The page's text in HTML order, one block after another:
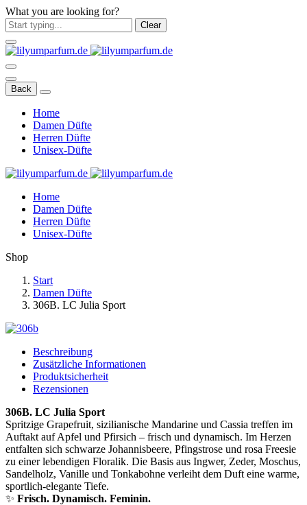
What you are looking for?
Clear
Back
Home
Damen Düfte
Herren Düfte
Unisex-Düfte
Home
Damen Düfte
Herren Düfte
Unisex-Düfte
Shop
Start
Damen Düfte
306B. LC Julia Sport
Beschreibung
Zusätzliche Informationen
Produktsicherheit
Rezensionen
306B. LC Julia Sport
Spritzige Grapefruit, sizilianische Mandarine und Cassia treffen im
Auftakt auf Apfel und Pfirsich – frisch und dynamisch. Im Herzen
entfalten sich schwarze Johannisbeere, Pfingstrose und rosa Freesie
zu einer lebendigen Floralik. Die Basis aus Ingwer, Zeder, Moschus,
Sandelholz, Vanille und Tonkabohne verleiht dem Duft eine warme,
sportlich-elegante Tiefe.
✨ Frisch. Dynamisch. Feminin.